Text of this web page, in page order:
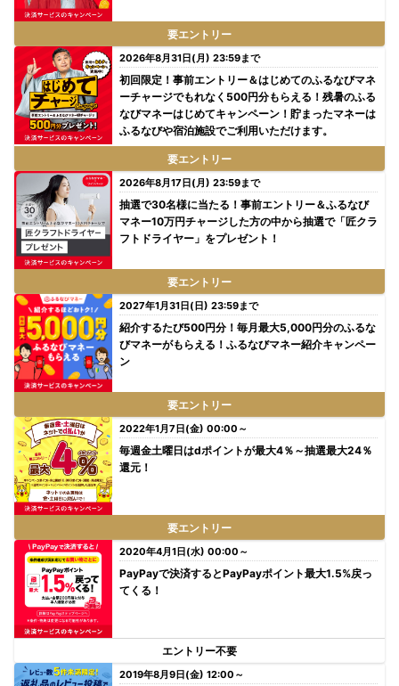
要エントリー
2026年8月31日(月) 23:59まで
初回限定！事前エントリー＆はじめてのふるなびマネ
ーチャージでもれなく500円分もらえる！残暑のふる
なびマネーはじめてキャンペーン！貯まったマネーは
ふるなびや宿泊施設でご利用いただけます。
要エントリー
2026年8月17日(月) 23:59まで
抽選で30名様に当たる！事前エントリー＆ふるなび
マネー10万円チャージした方の中から抽選で「匠クラ
フトドライヤー」をプレゼント！
要エントリー
2027年1月31日(日) 23:59まで
紹介するたび500円分！毎月最大5,000円分のふるな
びマネーがもらえる！ふるなびマネー紹介キャンペー
ン
要エントリー
2022年1月7日(金) 00:00～
毎週金土曜日はdポイントが最大4％～抽選最大24％
還元！
要エントリー
2020年4月1日(水) 00:00～
PayPayで決済するとPayPayポイント最大1.5%戻っ
てくる！
エントリー不要
2019年8月9日(金) 12:00～